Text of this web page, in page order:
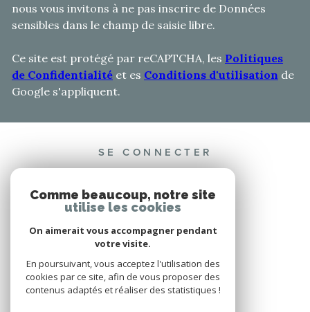
nous vous invitons à ne pas inscrire de Données
sensibles dans le champ de saisie libre.
Ce site est protégé par reCAPTCHA, les Politiques
de Confidentialité et es Conditions d'utilisation de
Google s'appliquent.
SE CONNECTER
ESPACE PROPRIÉTAIRE
ADHÉRENTS
Comme beaucoup, notre site
utilise les cookies
On aimerait vous accompagner pendant
votre visite.
En poursuivant, vous acceptez l'utilisation des
cookies par ce site, afin de vous proposer des
contenus adaptés et réaliser des statistiques !